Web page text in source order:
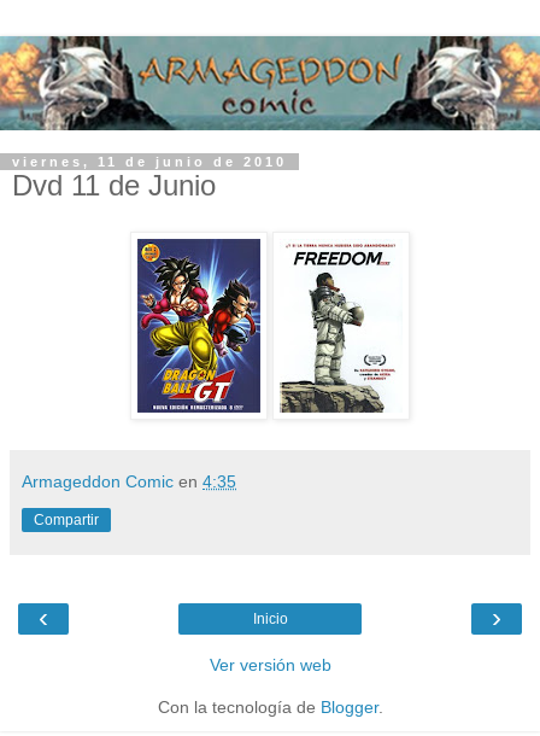
viernes, 11 de junio de 2010
Dvd 11 de Junio
Armageddon Comic en 4:35
Compartir
‹ ›
Inicio
Ver versión web
Con la tecnología de Blogger.